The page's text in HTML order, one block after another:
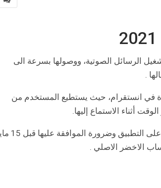
الرسائل الصوتية، ووصولها بسرعة الى
.
في انستقرام، حيث يستطيع المستخدم من
أثناء الاستماع إليها.
وكانت واتس اب أعلنت مؤخرا عن تطبيق السياسة الجديدة